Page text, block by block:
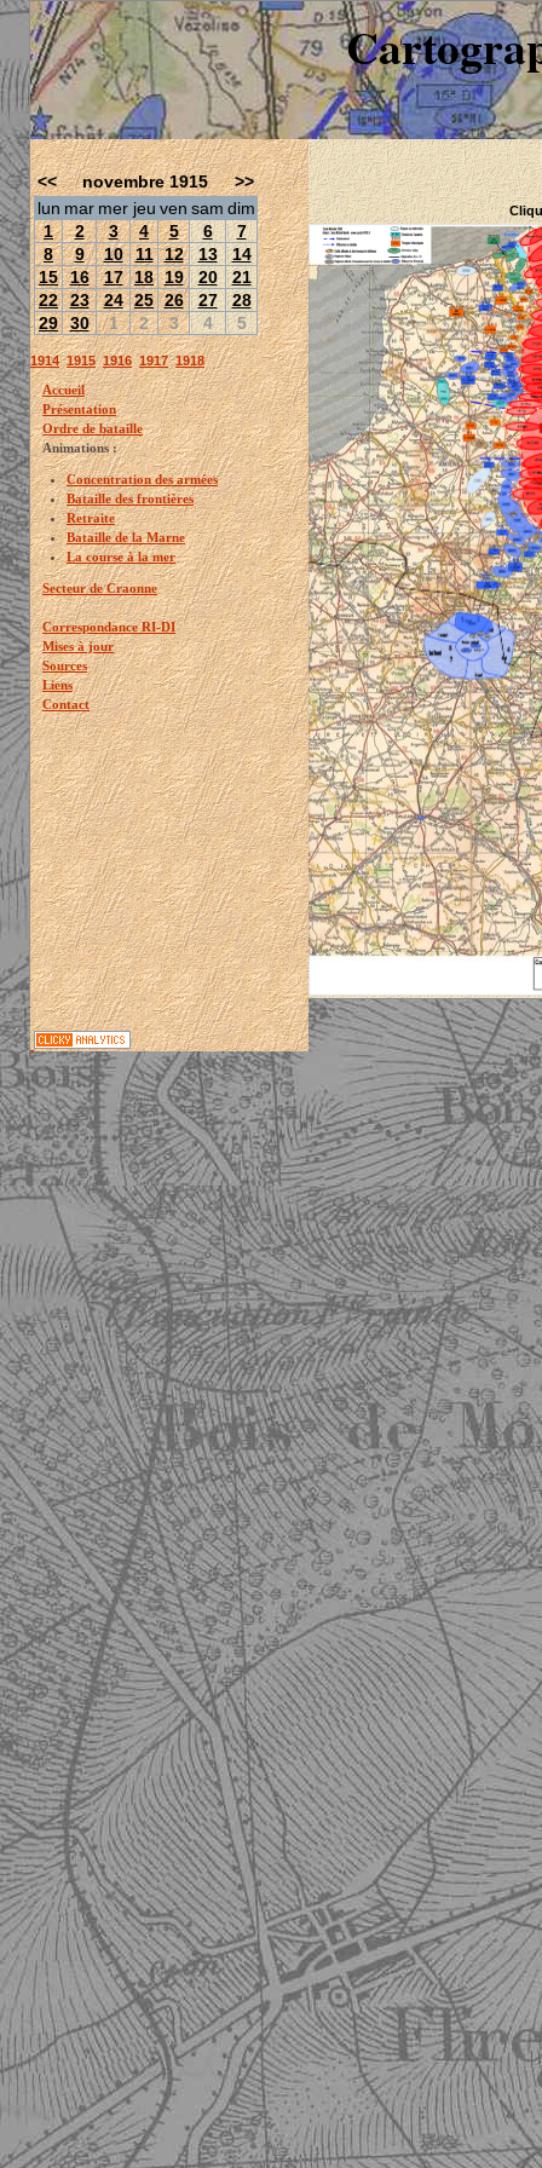
<< novembre 1915
>>
lun mar mer jeu ven sam dim
1
2 3 4 5 6
7
8
9 10 11 12 13
14
15 16 17 18 19 20
21
22 23 24 25 26 27
28
29 30 1 2 3 4 5
1914 1915 1916 1917 1918
Accueil
Présentation
Ordre de bataille
Animations :
Concentration des armées
Bataille des frontières
Retraite
Bataille de la Marne
La course à la mer
Secteur de Craonne
Correspondance RI-DI
Mises à jour
Sources
Liens
Contact